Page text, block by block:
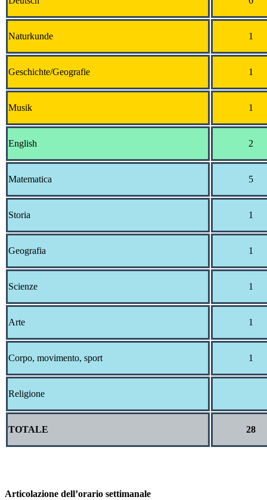
Naturkunde 1
Geschichte/Geografie 1
Musik 1
English 2
Matematica 5
Storia 1
Geografia 1
Scienze 1
Arte 1
Corpo, movimento, sport 1
Religione
TOTALE 28
Articolazione dell’orario settimanale